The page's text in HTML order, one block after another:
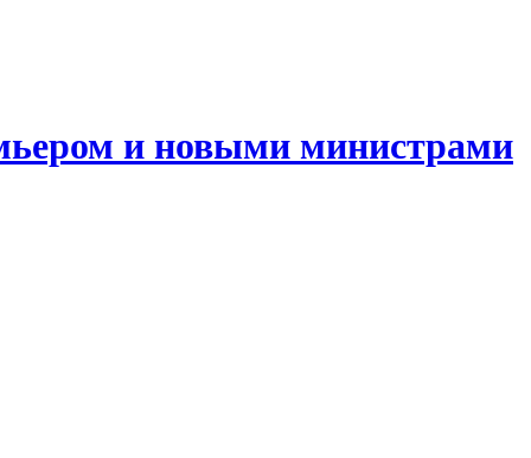
и новыми министрами